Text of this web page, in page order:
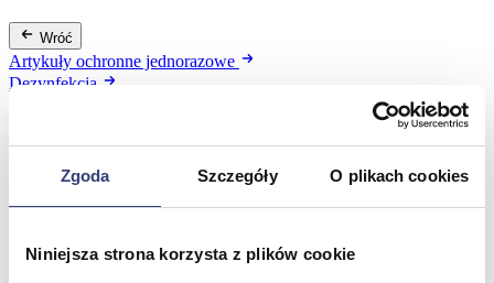
Zgoda Szczegóły O plikach cookies
Niniejsza strona korzysta z plików cookie
Wróć
Artykuły ochronne jednorazowe
Dezynfekcja
Sterylizacja
Materiały opatrunkowe
Zobacz wszystko